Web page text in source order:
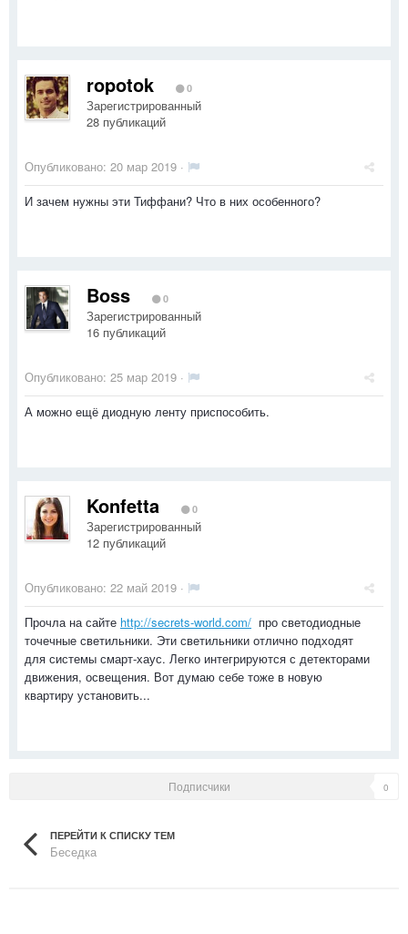
ropotok 0
Зарегистрированный
28 публикаций
Опубликовано: 20 мар 2019 ·
И зачем нужны эти Тиффани? Что в них особенного?
Boss 0
Зарегистрированный
16 публикаций
Опубликовано: 25 мар 2019 ·
А можно ещё диодную ленту приспособить.
Konfetta 0
Зарегистрированный
12 публикаций
Опубликовано: 22 май 2019 ·
Прочла на сайте http://secrets-world.com/ про светодиодные
точечные светильники. Эти светильники отлично подходят
для системы смарт-хаус. Легко интегрируются с детекторами
движения, освещения. Вот думаю себе тоже в новую
квартиру установить...
Подписчики 0
ПЕРЕЙТИ К СПИСКУ ТЕМ
Беседка